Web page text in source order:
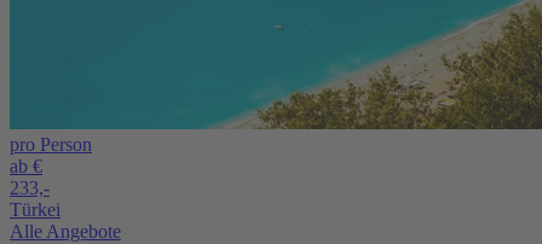
pro Person
ab €
233,-
Türkei
Alle Angebote